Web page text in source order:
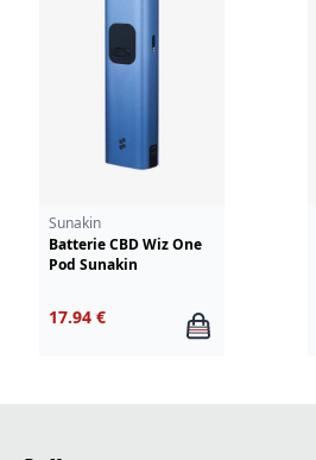
Sunakin
Batterie CBD Wiz One
Pod Sunakin
17.94 €